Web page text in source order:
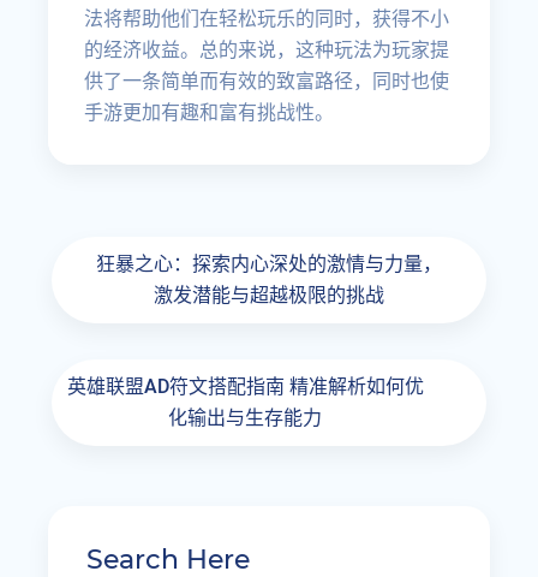
法将帮助他们在轻松玩乐的同时，获得不小
的经济收益。总的来说，这种玩法为玩家提
供了一条简单而有效的致富路径，同时也使
手游更加有趣和富有挑战性。
狂暴之心：探索内心深处的激情与力量，
激发潜能与超越极限的挑战
英雄联盟AD符文搭配指南 精准解析如何优
化输出与生存能力
Search Here